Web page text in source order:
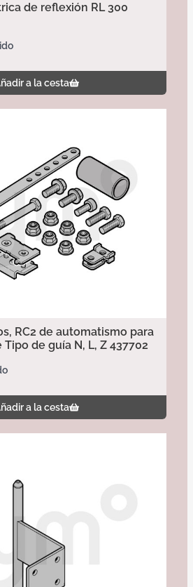
de reflexión RL 300
a la cesta
RC2 de automatismo para
de guía N, L, Z 437702
a la cesta